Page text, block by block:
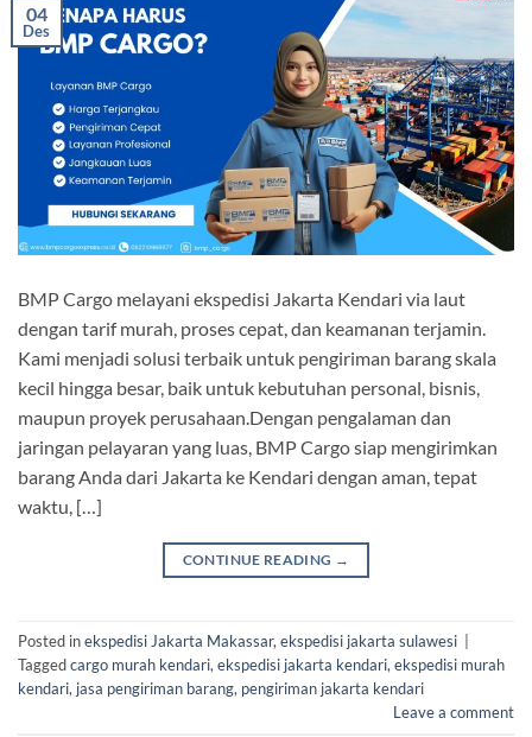
04
Des
BMP Cargo melayani ekspedisi Jakarta Kendari via laut
dengan tarif murah, proses cepat, dan keamanan terjamin.
Kami menjadi solusi terbaik untuk pengiriman barang skala
kecil hingga besar, baik untuk kebutuhan personal, bisnis,
maupun proyek perusahaan.Dengan pengalaman dan
jaringan pelayaran yang luas, BMP Cargo siap mengirimkan
barang Anda dari Jakarta ke Kendari dengan aman, tepat
waktu, […]
CONTINUE READING →
Posted inekspedisi Jakarta Makassar,ekspedisi jakarta sulawesi
Taggedcargo murah kendari,ekspedisi jakarta kendari,ekspedisi murah
kendari, jasa pengiriman barang, pengiriman jakarta kendari
Leave a comment